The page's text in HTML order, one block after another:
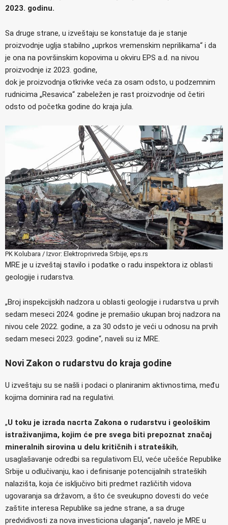
2023. godinu.
Sa druge strane, u izveštaju se konstatuje da je stanje
proizvodnje uglja stabilno „uprkos vremenskim neprilikama“ i da
je ona na površinskim kopovima u okviru EPS a.d. na nivou
proizvodnje iz 2023. godine,
dok je proizvodnja otkrivke veća za osam odsto, u podzemnim
rudnicima „Resavica“ zabeležen je rast proizvodnje od četiri
odsto od početka godine do kraja jula.
PK Kolubara / Izvor: Elektroprivreda Srbije, eps.rs
MRE je u izveštaj stavilo i podatke o radu inspektora iz oblasti
geologije i rudarstva.
„Broj inspekcijskih nadzora u oblasti geologije i rudarstva u prvih
sedam meseci 2024. godine je premašio ukupan broj nadzora na
nivou cele 2022. godine, a za 30 odsto je veći u odnosu na prvih
sedam meseci 2023. godine“, naveli su iz MRE.
Novi Zakon o rudarstvu do kraja godine
U izveštaju su se našli i podaci o planiranim aktivnostima, među
kojima dominira rad na regulativi.
„U toku je izrada nacrta Zakona o rudarstvu i geološkim
istraživanjima, kojim će pre svega biti prepoznat značaj
mineralnih sirovina u delu kritičnih i strateških,
usaglašavanje odredbi sa regulativom EU, veće učešće Republike
Srbije u odlučivanju, kao i definisanje potencijalnih strateških
nalazišta, koja će isključivo biti predmet različitih vidova
ugovaranja sa državom, a što će sveukupno dovesti do veće
zaštite interesa Republike sa jedne strane, a sa druge
predvidivosti za nova investiciona ulaganja“, navelo je MRE u